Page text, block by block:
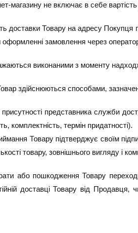
магазину не включає в себе
доставки Товару на адресу
замовлення через
виконаними з моменту
здійснюються способами,
представника служби
комплектність, термін придатності).
Товару підтверджує своїм
товару, зовнішнього вигляду і
або пошкодження Товару
доставці Товару від